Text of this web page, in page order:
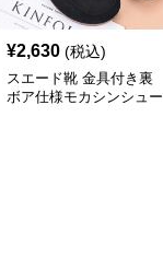
¥2,630 (税込)
スエード靴 金具付き裏
ボア仕様モカシンシュー